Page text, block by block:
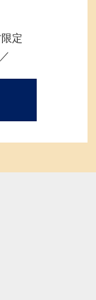
定